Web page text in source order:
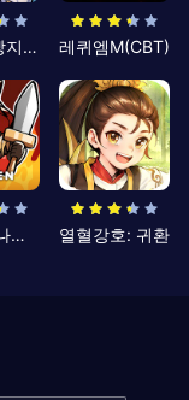
킹방치: 빵지의 제왕 레퀴엠M(CBT)
뮤: 포켓 나이츠 열혈강호: 귀환